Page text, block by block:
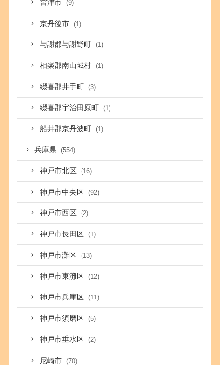
宮津市 (9)
京丹後市 (1)
与謝郡与謝野町 (1)
相楽郡南山城村 (1)
綴喜郡井手町 (3)
綴喜郡宇治田原町 (1)
船井郡京丹波町 (1)
兵庫県 (554)
神戸市北区 (16)
神戸市中央区 (92)
神戸市西区 (2)
神戸市長田区 (1)
神戸市灘区 (13)
神戸市東灘区 (12)
神戸市兵庫区 (11)
神戸市須磨区 (5)
神戸市垂水区 (2)
尼崎市 (70)